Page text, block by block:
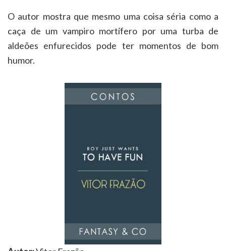
O autor mostra que mesmo uma coisa séria como a
caça de um vampiro mortífero por uma turba de
aldeões enfurecidos pode ter momentos de bom
humor.